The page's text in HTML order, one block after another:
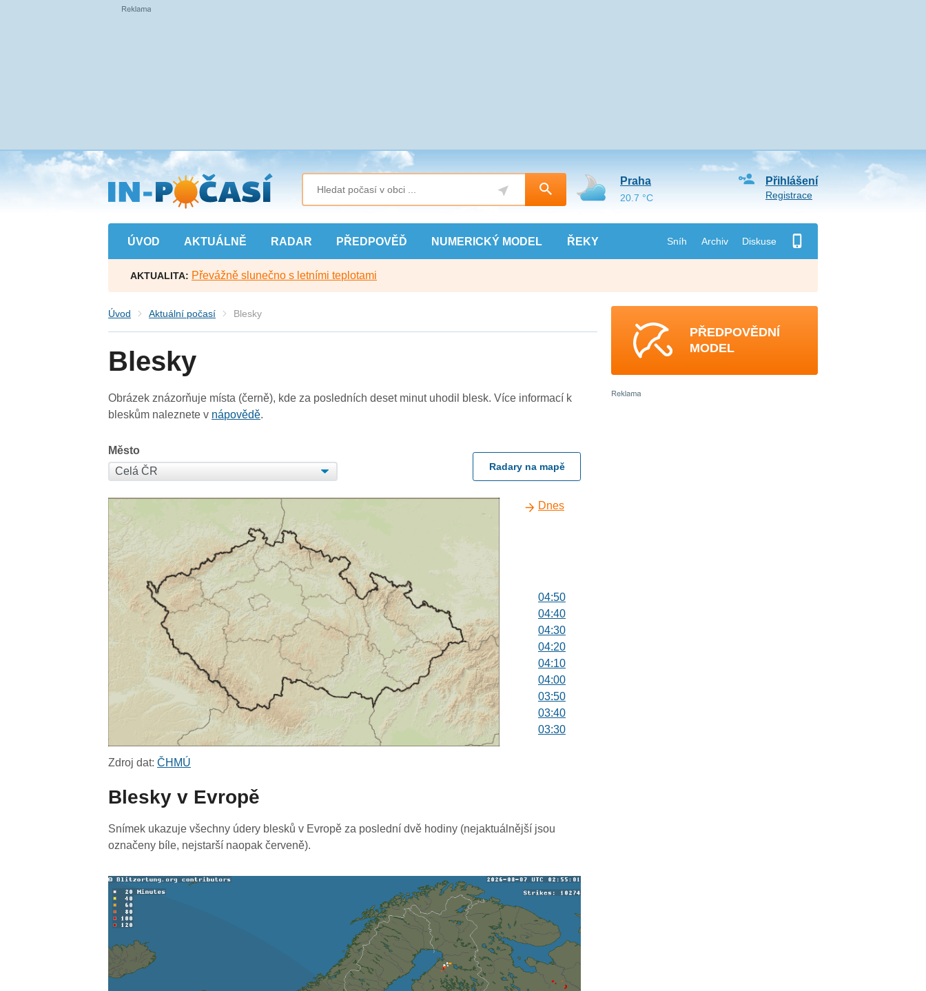
Přejít
na
hlavní
obsah
ÚVOD AKTUÁLNĚ RADAR PŘEDPOVĚĎ NUMERICKÝ MODEL ŘEKY Sníh Archiv Diskuse
Přihlášení
Registrace
Praha
20.7 °C
AKTUALITA: Převážně slunečno s letními teplotami
Úvod Aktuální počasí Blesky
Blesky
Obrázek znázorňuje místa (černě), kde za posledních deset minut uhodil blesk. Více informací k
bleskům naleznete v nápovědě.
Město
Radary na mapě
Dnes
04:50
04:40
04:30
04:20
04:10
04:00
03:50
03:40
03:30
02:30
02:00
01:50
Zdroj dat:ČHMÚ
Blesky v Evropě
Snímek ukazuje všechny údery blesků v Evropě za poslední dvě hodiny (nejaktuálnější jsou
označeny bíle, nejstarší naopak červeně).
PŘEDPOVĚDNÍ
MODEL